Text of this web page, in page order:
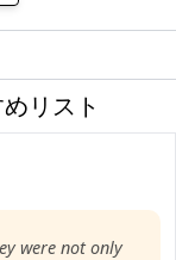
リスト
were not only